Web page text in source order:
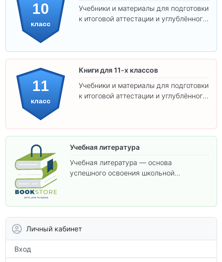
10
класс
Учебники и материалы для подготовки
к итоговой аттестации и углублённого
11
класс
Книги для 11-х классов
Учебники и материалы для подготовки
к итоговой аттестации и углублённого
Учебная литература
Учебная литература — основа
успешного освоения школьной
Личный кабинет
Вход